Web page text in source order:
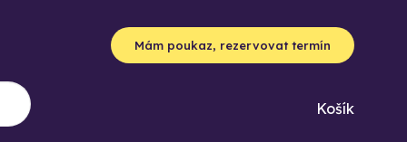
Mám poukaz, rezervovat termín
Košík